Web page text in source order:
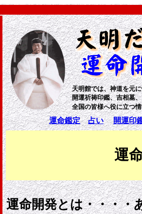
天明館では、神道を元
開運祈祷印鑑、吉相墓
全国の皆様へ役に
運命鑑定 占い 開運印
運
運命開発とは・・・・